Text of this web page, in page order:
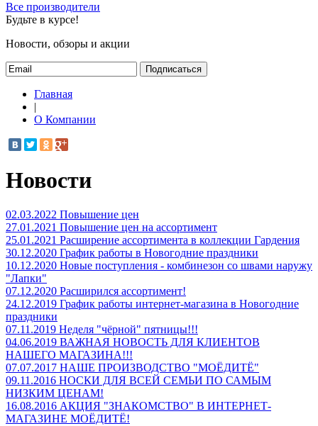
Все производители
Будьте в курсе!
Новости, обзоры и акции
Подписаться
Главная
|
О Компании
Новости
02.03.2022 Повышение цен
27.01.2021 Повышение цен на ассортимент
25.01.2021 Расширение ассортимента в коллекции Гардения
30.12.2020 График работы в Новогодние праздники
10.12.2020 Новые поступления - комбинезон со швами наружу
"Лапки"
07.12.2020 Расширился ассортимент!
24.12.2019 График работы интернет-магазина в Новогодние
праздники
07.11.2019 Неделя "чёрной" пятницы!!!
04.06.2019 ВАЖНАЯ НОВОСТЬ ДЛЯ КЛИЕНТОВ
НАШЕГО МАГАЗИНА!!!
07.07.2017 НАШЕ ПРОИЗВОДСТВО "МОЁДИТЁ"
09.11.2016 НОСКИ ДЛЯ ВСЕЙ СЕМЬИ ПО САМЫМ
НИЗКИМ ЦЕНАМ!
16.08.2016 АКЦИЯ "ЗНАКОМСТВО" В ИНТЕРНЕТ-
МАГАЗИНЕ МОЁДИТЁ!